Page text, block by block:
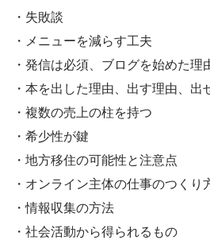
・失敗談
・メニューを減らす工夫
・発信は必須、ブログを始めた理
・本を出した理由、出す理由、出
・複数の売上の柱を持つ
・希少性が鍵
・地方移住の可能性と注意点
・オンライン主体の仕事のつくり
・情報収集の方法
・社会活動から得られるもの